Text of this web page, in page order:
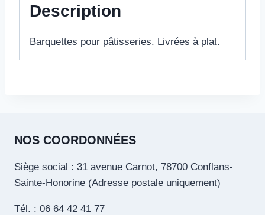
Description
Barquettes pour pâtisseries. Livrées à plat.
NOS COORDONNÉES
Siège social : 31 avenue Carnot, 78700 Conflans-
Sainte-Honorine (Adresse postale uniquement)
Tél. : 06 64 42 41 77